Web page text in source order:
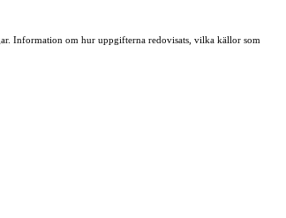
Information om hur uppgifterna redovisats, vilka källor som